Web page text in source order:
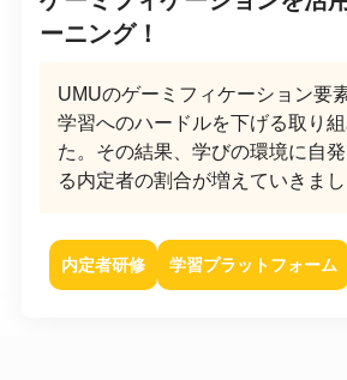
ーニング！
UMUのゲーミフィケーション要
学習へのハードルを下げる取り
た。その結果、学びの環境に自
る内定者の割合が増えていきまし
内定者研修 学習プラットフォーム